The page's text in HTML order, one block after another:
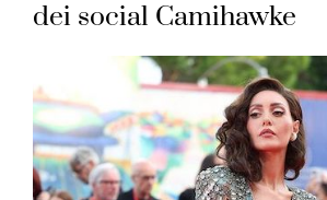
dei social Camihawke